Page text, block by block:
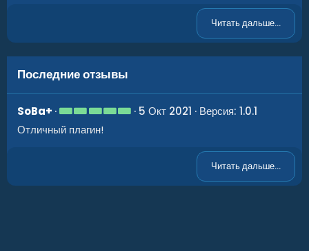
Читать дальше...
Последние отзывы
SoBa+ 5
з
5 Окт 2021
Версия: 1.0.1
Отличный плагин!
Читать дальше...